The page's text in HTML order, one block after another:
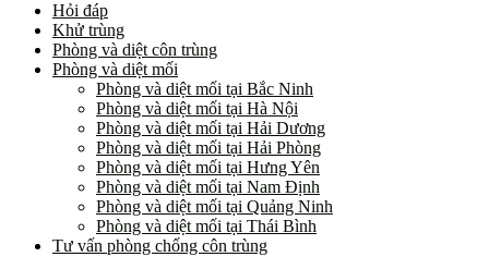
Hỏi đáp
Khử trùng
Phòng và diệt côn trùng
Phòng và diệt mối
Phòng và diệt mối tại Bắc Ninh
Phòng và diệt mối tại Hà Nội
Phòng và diệt mối tại Hải Dương
Phòng và diệt mối tại Hải Phòng
Phòng và diệt mối tại Hưng Yên
Phòng và diệt mối tại Nam Định
Phòng và diệt mối tại Quảng Ninh
Phòng và diệt mối tại Thái Bình
Tư vấn phòng chống côn trùng